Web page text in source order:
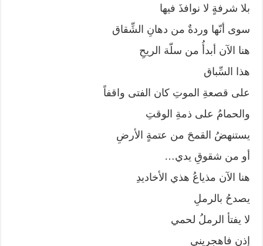
بلا شرفةٍ لا نوافذَ فيها
سوى أنّها وردةٌ من دهانِ الشِّقاق
هنا الآن أبدأُ من سلّة الريحِ
هذا السِّباق
على قصعةِ الموتِ كان الفتى واقفاً
والحمامُ على ذمةِ الوقتِ
يستنهضُ القمحَ من عتمةٍ الأرضِ
أو من شقوقِ يدي…
هنا الآن مذياعُ هذي الأخاديدِ
يصدحُ بالرملِ
لا يفتأ الرملُ لحمي
إذن فاهجريني